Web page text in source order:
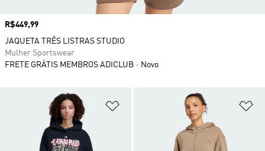
Adicionar à Lista de Desejos
Preço
R$449,99
JAQUETA TRÊS LISTRAS STUDIO
Mulher Sportswear
FRETE GRÁTIS MEMBROS ADICLUB
Novo